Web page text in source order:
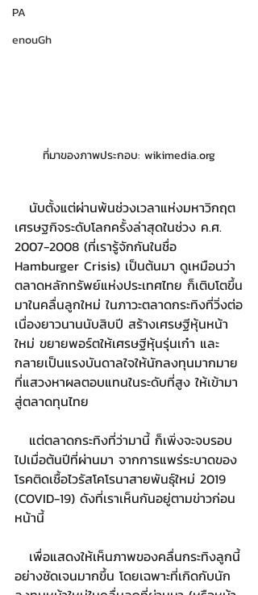
PA
enouGh
ที่มาของภาพประกอบ: wikimedia.org
เศรษฐกิจระดับโลกครั้งล่าสุดในช่วง ค.ศ.
2007-2008 (ที่เรารู้จักกันในชื่อ
Hamburger Crisis) เป็นต้นมา ดูเหมือนว่า
ตลาดหลักทรัพย์แห่งประเทศไทย ก็เติบโตขึ้น
มาในคลื่นลูกใหม่ ในภาวะตลาดกระทิงที่วิ่งต่อ
เนื่องยาวนานนับสิบปี สร้างเศรษฐีหุ้นหน้า
ใหม่ ขยายพอร์ตให้เศรษฐีหุ้นรุ่นเก๋า และ
กลายเป็นแรงบันดาลใจให้นักลงทุนมากมาย
ที่แสวงหาผลตอบแทนในระดับที่สูง ให้เข้ามา
สู่ตลาดทุนไทย
ไปเมื่อต้นปีที่ผ่านมา จากการแพร่ระบาดของ
โรคติดเชื้อไวรัสโคโรนาสายพันธุ์ใหม่ 2019
(COVID-19) ดังที่เราเห็นกันอยู่ตามข่าวก่อน
หน้านี้
อย่างชัดเจนมากขึ้น โดยเฉพาะที่เกิดกับนัก